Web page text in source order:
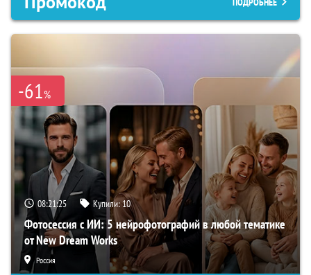
-61%
08:21:23 Купили:10
Фотосессия с ИИ: 5 нейрофотографий в любой тематике
от New Dream Works
Россия